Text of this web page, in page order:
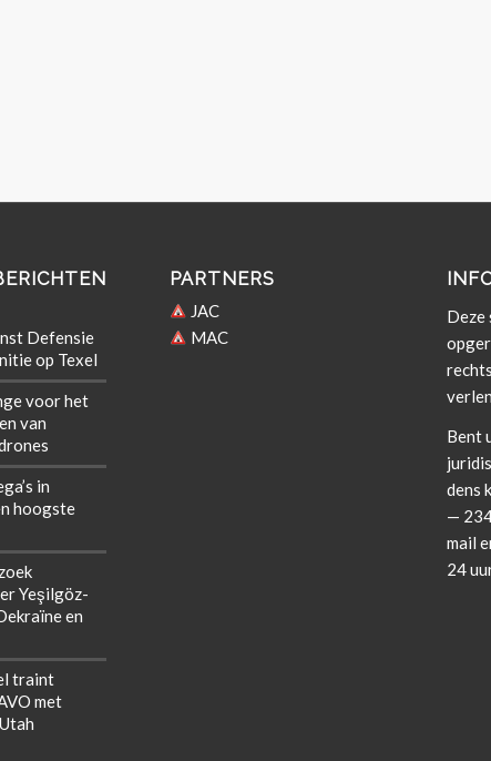
Defensie
op Texel
voor het
van
in
hoogste
Yeşilgöz-
en
traint
met
PARTNERS
JAC
MAC
Deze
Bent
dens
—
mail
24